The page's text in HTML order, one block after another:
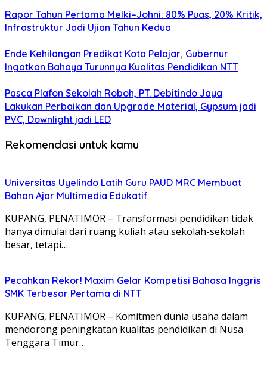
Rapor Tahun Pertama Melki–Johni: 80% Puas, 20% Kritik,
Infrastruktur Jadi Ujian Tahun Kedua
Ende Kehilangan Predikat Kota Pelajar, Gubernur
Ingatkan Bahaya Turunnya Kualitas Pendidikan NTT
Pasca Plafon Sekolah Roboh, PT. Debitindo Jaya
Lakukan Perbaikan dan Upgrade Material, Gypsum jadi
PVC, Downlight jadi LED
Rekomendasi untuk kamu
Universitas Uyelindo Latih Guru PAUD MRC Membuat
Bahan Ajar Multimedia Edukatif
KUPANG, PENATIMOR – Transformasi pendidikan tidak
hanya dimulai dari ruang kuliah atau sekolah-sekolah
besar, tetapi…
Pecahkan Rekor! Maxim Gelar Kompetisi Bahasa Inggris
SMK Terbesar Pertama di NTT
KUPANG, PENATIMOR – Komitmen dunia usaha dalam
mendorong peningkatan kualitas pendidikan di Nusa
Tenggara Timur…